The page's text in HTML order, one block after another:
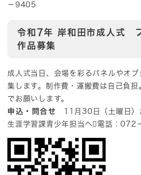
－9405
令和7年 岸和田市成人式
作品募集​
成人式当日、会場を彩るパネルやオ
集します。制作費・運搬費は自己負担
でお願いします。
申込・問合せ 11月30日（土曜日）
生涯学習課青少年担当へ電話：